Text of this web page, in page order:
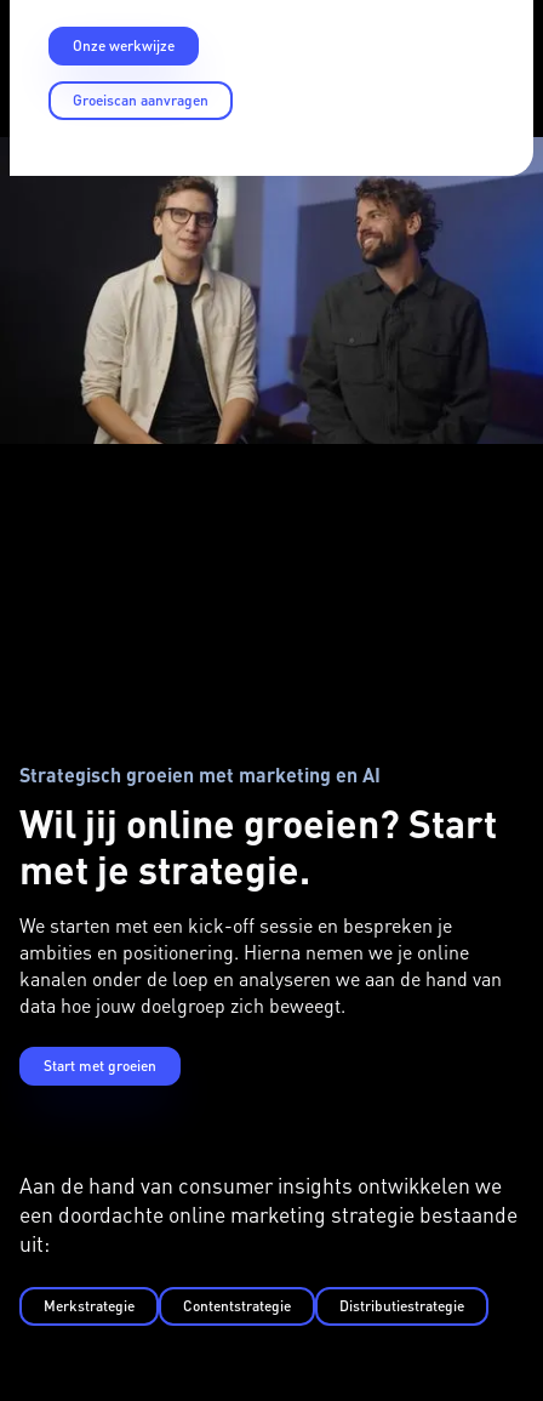
Onze werkwijze
Groeiscan aanvragen
Strategisch groeien met marketing en AI
Wil jij online groeien? Start
met je strategie.
We starten met een kick-off sessie en bespreken je
ambities en positionering. Hierna nemen we je online
kanalen onder de loep en analyseren we aan de hand van
data hoe jouw doelgroep zich beweegt.
Start met groeien
Aan de hand van consumer insights ontwikkelen we
een doordachte online marketing strategie bestaande
uit:
Merkstrategie Contentstrategie Distributiestrategie